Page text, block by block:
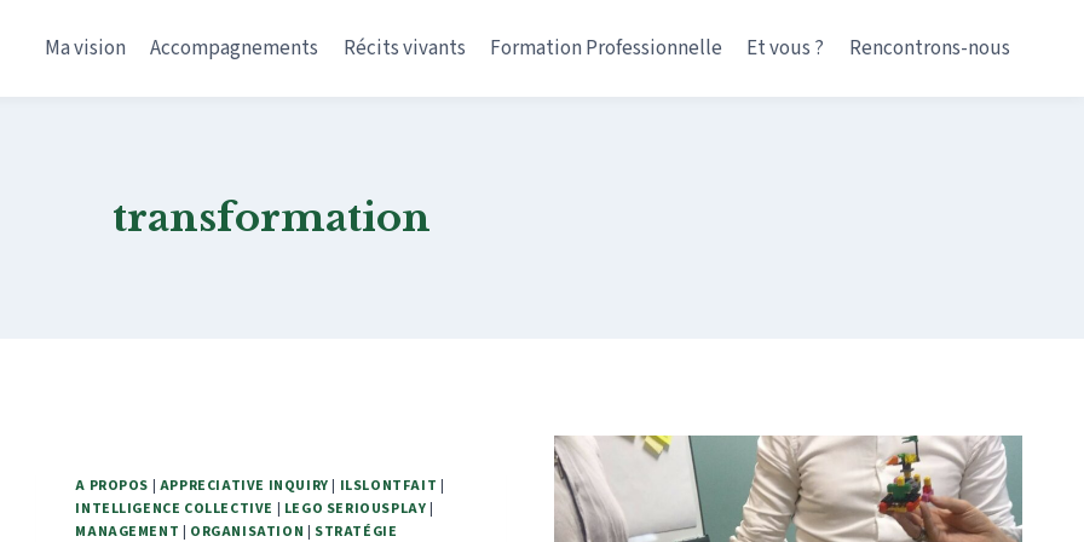
Ma vision Accompagnements Récits vivants Formation Professionnelle Et vous ? Rencontrons-nous
transformation
A PROPOS | APPRECIATIVE INQUIRY | ILSLONTFAIT |
INTELLIGENCE COLLECTIVE | LEGO SERIOUSPLAY |
MANAGEMENT | ORGANISATION | STRATÉGIE